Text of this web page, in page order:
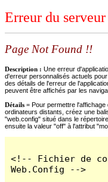
Erreur du
Page Not Found !!
Description : Une erreur
d'erreur personnalisés actuels
des détails de l'erreur de
peuvent être affichés par les
Détails = Pour permettre
ordinateurs distants, créez une
"web.config" situé dans le
ensuite la valeur "off" à l'attribut
<!-- Fichier de
Web.Config -->